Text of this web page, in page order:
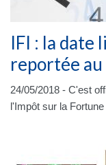
IFI : la date
reportée
24/05/2018 - C'est
l'Impôt sur la